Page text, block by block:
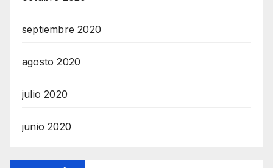
septiembre 2020
agosto 2020
julio 2020
junio 2020